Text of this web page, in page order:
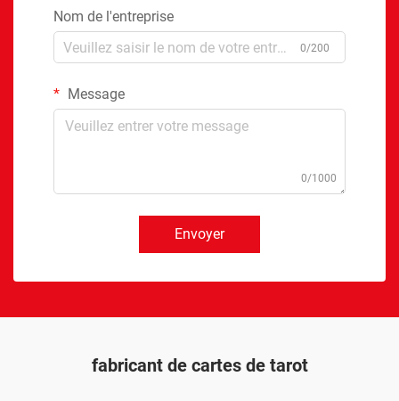
Nom de l'entreprise
0/200
Message
0/1000
Envoyer
fabricant de cartes de tarot